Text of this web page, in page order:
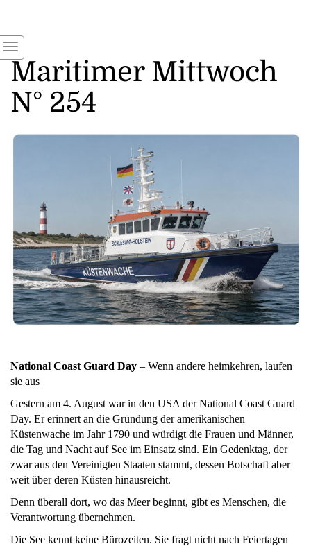
Maritimer Mittwoch
N° 254
National Coast Guard Day – Wenn andere heimkehren, laufen
sie aus
Gestern am 4. August war in den USA der National Coast Guard
Day. Er erinnert an die Gründung der amerikanischen
Küstenwache im Jahr 1790 und würdigt die Frauen und Männer,
die Tag und Nacht auf See im Einsatz sind. Ein Gedenktag, der
zwar aus den Vereinigten Staaten stammt, dessen Botschaft aber
weit über deren Küsten hinausreicht.
Denn überall dort, wo das Meer beginnt, gibt es Menschen, die
Verantwortung übernehmen.
Die See kennt keine Bürozeiten. Sie fragt nicht nach Feiertagen